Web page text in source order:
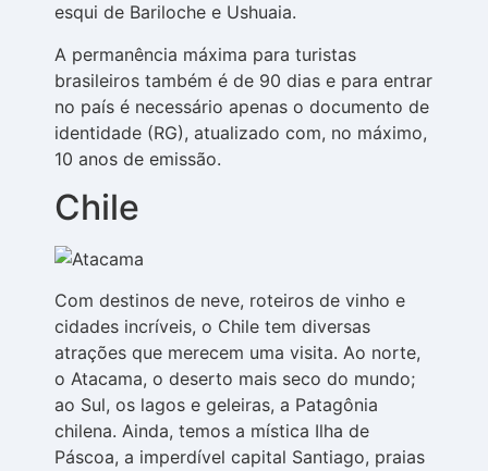
esqui de Bariloche e Ushuaia.
A permanência máxima para turistas
brasileiros também é de 90 dias e para entrar
no país é necessário apenas o documento de
identidade (RG), atualizado com, no máximo,
10 anos de emissão.
Chile
Com destinos de neve, roteiros de vinho e
cidades incríveis, o Chile tem diversas
atrações que merecem uma visita. Ao norte,
o Atacama, o deserto mais seco do mundo;
ao Sul, os lagos e geleiras, a Patagônia
chilena. Ainda, temos a mística Ilha de
Páscoa, a imperdível capital Santiago, praias